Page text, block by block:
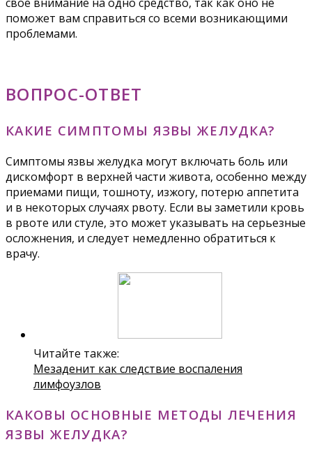
поможет вам справиться со всеми возникающими
проблемами.
ВОПРОС-ОТВЕТ
КАКИЕ СИМПТОМЫ ЯЗВЫ ЖЕЛУДКА?
Симптомы язвы желудка могут включать боль или
дискомфорт в верхней части живота, особенно между
приемами пищи, тошноту, изжогу, потерю аппетита
и в некоторых случаях рвоту. Если вы заметили кровь
в рвоте или стуле, это может указывать на серьезные
осложнения, и следует немедленно обратиться к
врачу.
Читайте также:
Мезаденит как следствие воспаления
лимфоузлов
КАКОВЫ ОСНОВНЫЕ МЕТОДЫ ЛЕЧЕНИЯ
ЯЗВЫ ЖЕЛУДКА?